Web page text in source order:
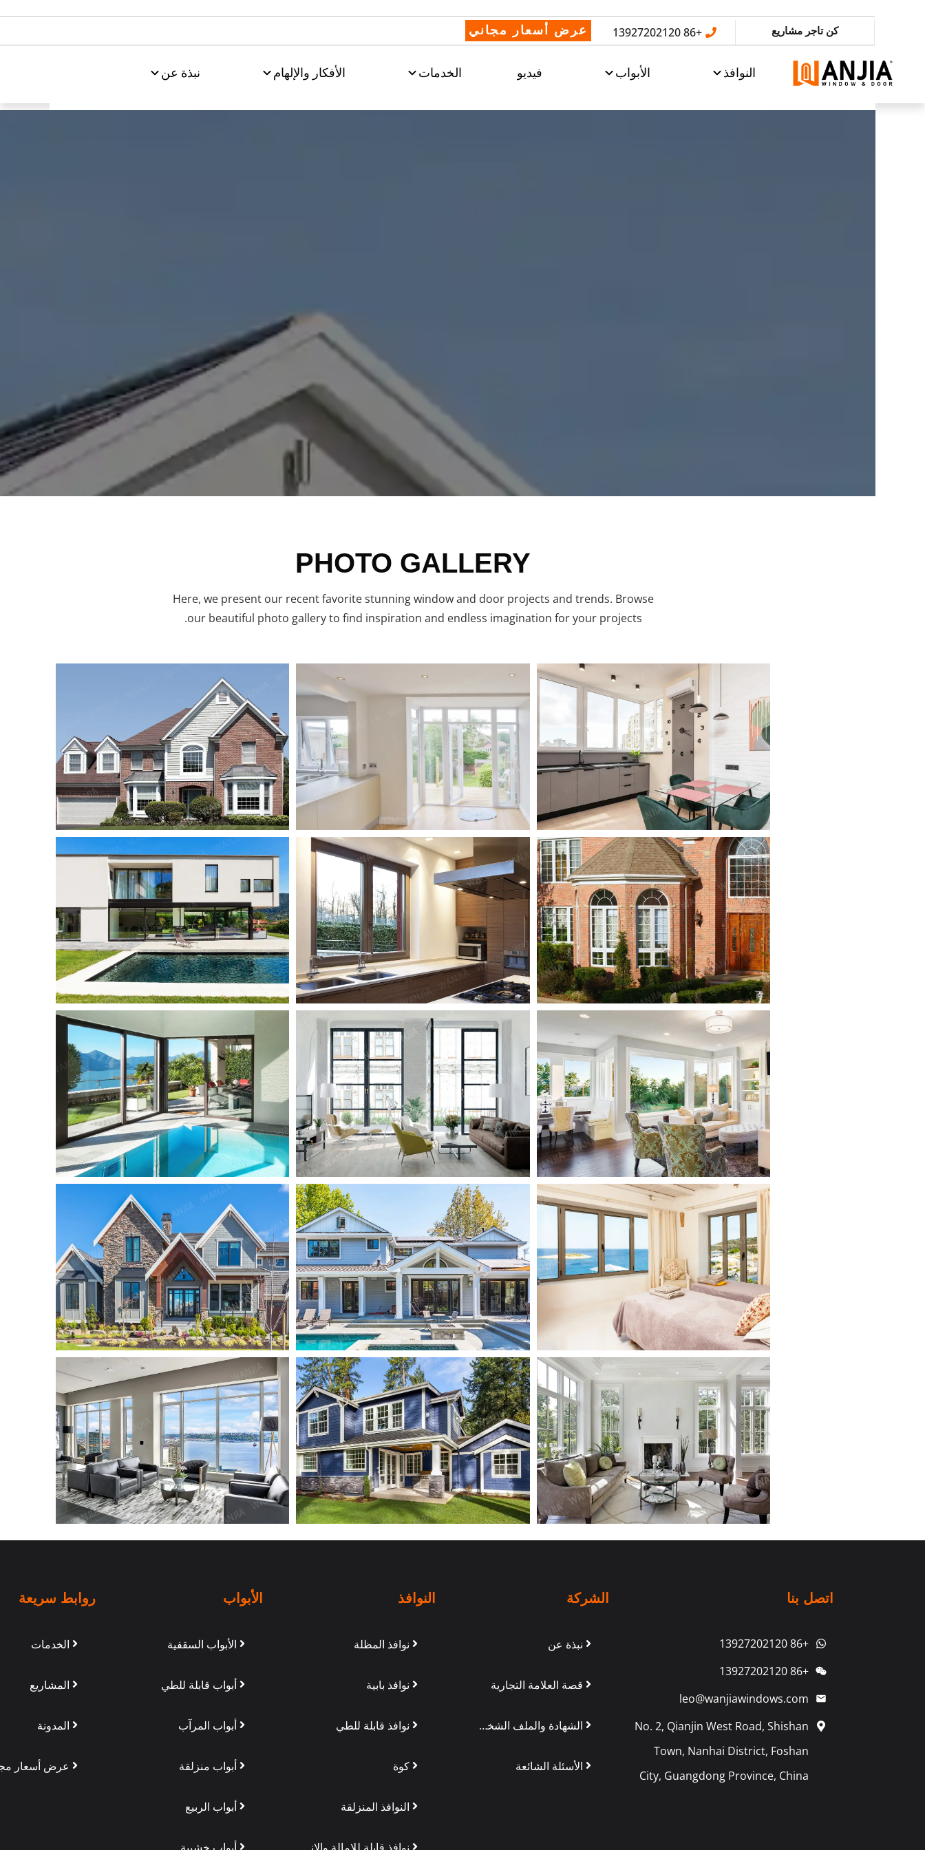
كن تاجر مشاريع +86 13927202120 عرض أسعار مجاني
النوافذ الأبواب فيديو الخدمات الأفكار والإلهام نبذة عن
PHOTO GALLERY
Here, we present our recent favorite stunning window and door projects and trends. Browse
our beautiful photo gallery to find inspiration and endless imagination for your projects.
اتصل بنا
+86 13927202120
+86 13927202120
leo@wanjiawindows.com
No. 2, Qianjin West Road, Shishan
Town, Nanhai District, Foshan
City, Guangdong Province, China
الشركة
نبذة عن
قصة العلامة التجارية
الشهادة والملف الشخصي
الأسئلة الشائعة
النوافذ
نوافذ المظلة
نوافذ بابية
نوافذ قابلة للطي
كوة
النوافذ المنزلقة
الأبواب
الأبواب السقفية
أبواب قابلة للطي
أبواب المرآب
أبواب منزلقة
أبواب الربيع
أبواب خشبية
روابط سريعة
الخدمات
المشاريع
المدونة
عرض أسعار